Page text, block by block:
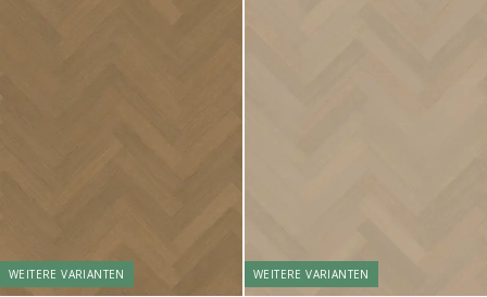
WEITERE VARIANTEN WEITERE VARIANTEN